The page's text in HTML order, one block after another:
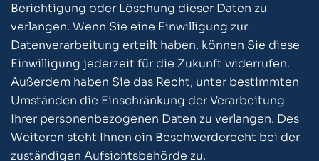
Berichtigung oder Löschung dieser Daten zu
verlangen. Wenn Sie eine Einwilligung zur
Datenverarbeitung erteilt haben, können Sie diese
Einwilligung jederzeit für die Zukunft widerrufen.
Außerdem haben Sie das Recht, unter bestimmten
Umständen die Einschränkung der Verarbeitung
Ihrer personenbezogenen Daten zu verlangen. Des
Weiteren steht Ihnen ein Beschwerderecht bei der
zuständigen Aufsichtsbehörde zu.